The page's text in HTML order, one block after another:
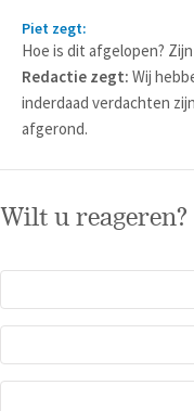
Piet zegt:
Hoe is dit afgelopen?
Redactie zegt: Wij
inderdaad verdachten
afgerond.
Wilt u reageren?